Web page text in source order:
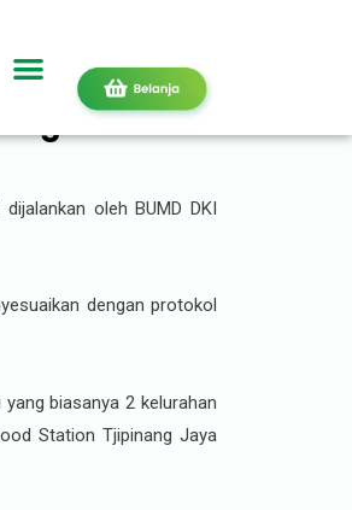
oleh BUMD DKI
dengan protokol
biasanya 2 kelurahan
Station Tjipinang Jaya